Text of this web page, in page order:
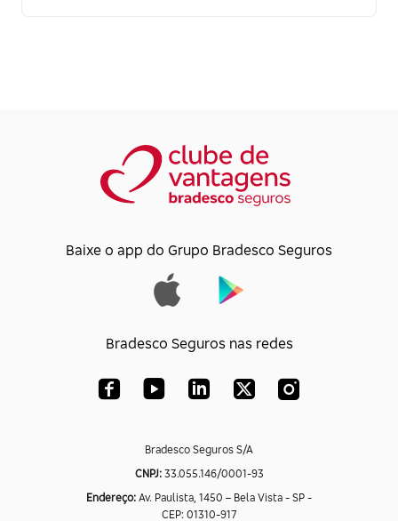
Baixe o app do Grupo Bradesco Seguros
Bradesco Seguros nas redes
Bradesco Seguros S/A
CNPJ:33.055.146/0001-93
Endereço: Av. Paulista, 1450 – Bela Vista - SP -
CEP: 01310-917